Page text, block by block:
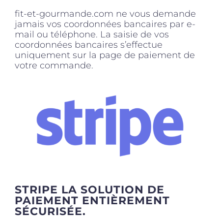
Offres
fit-et-gourmande.com ne vous demande
jamais vos coordonnées bancaires par e-
mail ou téléphone. La saisie de vos
coordonnées bancaires s’effectue
uniquement sur la page de paiement de
votre commande.
STRIPE LA SOLUTION DE
PAIEMENT ENTIÈREMENT
SÉCURISÉE.